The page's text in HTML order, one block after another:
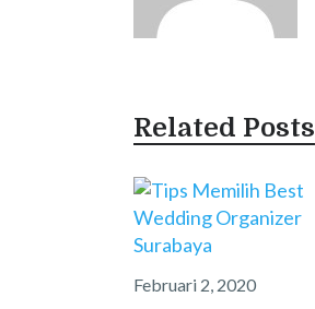
Related Posts
Februari 2, 2020